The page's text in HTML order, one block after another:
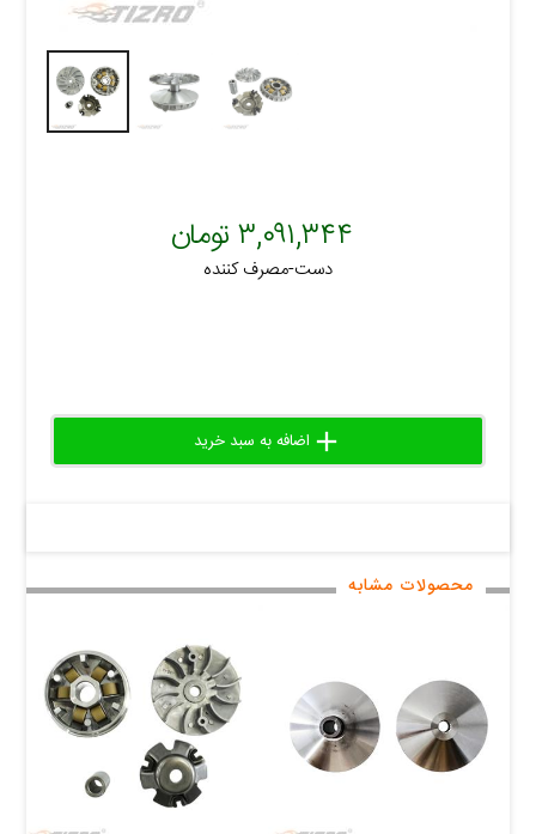
۳,۰۹۱,۳۴۴ تومان
دست-مصرف کننده
add
محصولات مشابه